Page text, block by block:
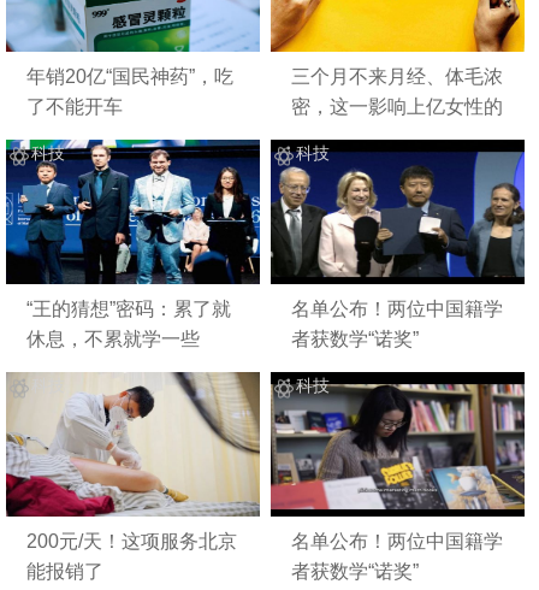
年销20亿“国民神药”，吃
了不能开车
三个月不来月经、体毛浓
密，这一影响上亿女性的
病更名了
“王的猜想”密码：累了就
休息，不累就学一些
科技
名单公布！两位中国籍学
者获数学“诺奖”
科技
200元/天！这项服务北京
能报销了
名单公布！两位中国籍学
者获数学“诺奖”
科技